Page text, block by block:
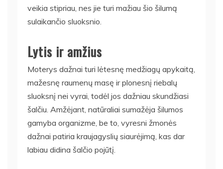
veikia stipriau, nes jie turi mažiau šio šilumą
sulaikančio sluoksnio.
Lytis ir amžius
Moterys dažnai turi lėtesnę medžiagų apykaitą,
mažesnę raumenų masę ir plonesnį riebalų
sluoksnį nei vyrai, todėl jos dažniau skundžiasi
šalčiu. Amžėjant, natūraliai sumažėja šilumos
gamyba organizme, be to, vyresni žmonės
dažnai patiria kraujagyslių siaurėjimą, kas dar
labiau didina šalčio pojūtį.